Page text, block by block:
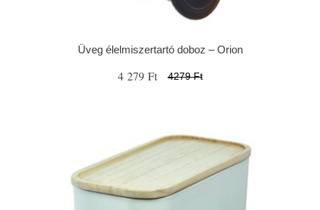
Üveg élelmiszertartó doboz – Orion
4 279 Ft 4279 Ft